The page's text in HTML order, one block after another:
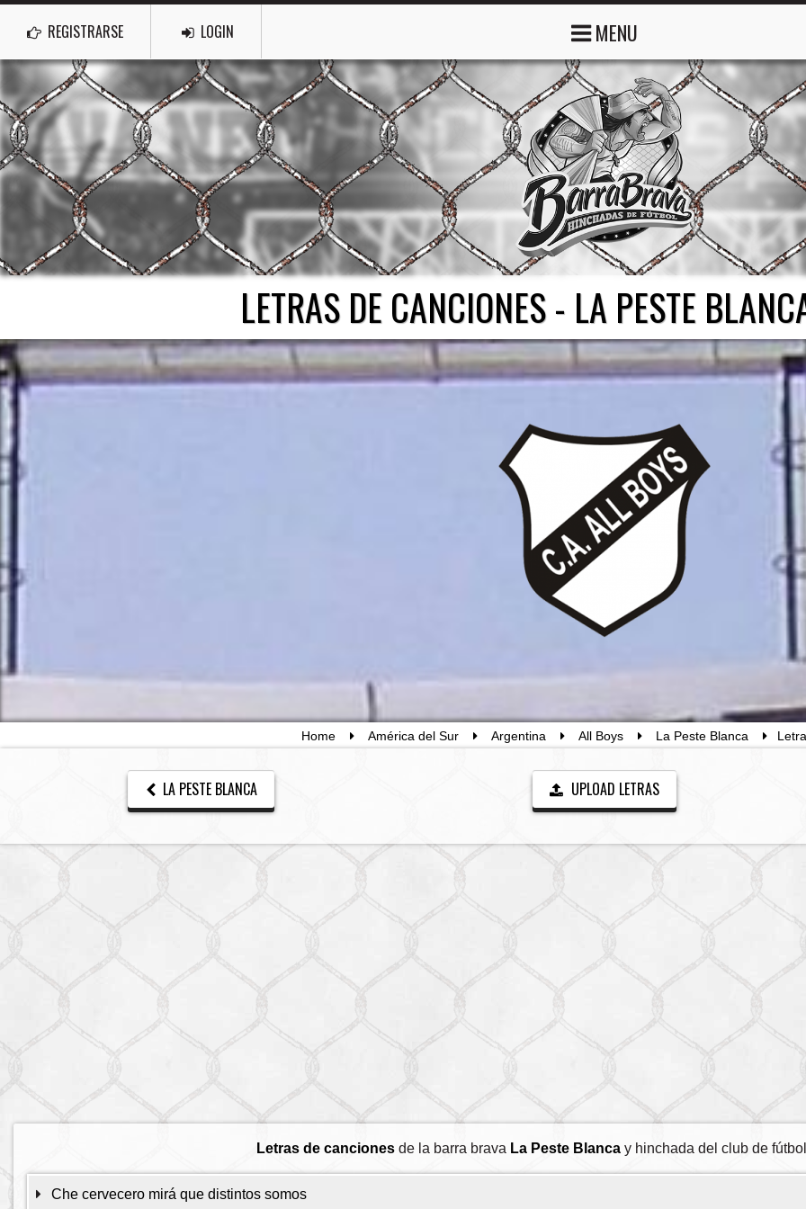
REGISTRARSE LOGIN MENU
LETRAS DE CANCIONES - LA PESTE
Home América del Sur Argentina All Boys La Peste Blanca
LA PESTE BLANCA UPLOAD LETRAS
Letras de canciones de la barra brava La Peste Blanca y hinchada del club de fútbol
Che cervecero mirá que distintos somos